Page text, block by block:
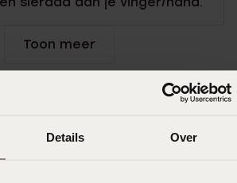
Details Over
Toon meer